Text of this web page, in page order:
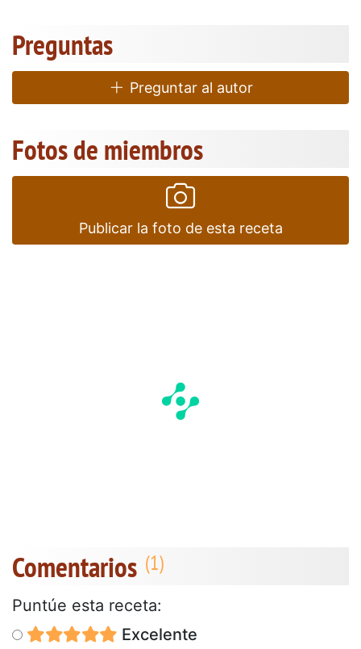
Preguntas
Preguntar al autor
Fotos de miembros
Publicar la foto de esta receta
Comentarios
Puntúe esta receta:
Excelente